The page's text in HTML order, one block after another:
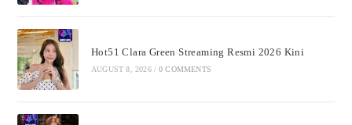
Hot51 Clara Green Streaming Resmi 2026 Kini
AUGUST 8, 2026 / 0 COMMENTS